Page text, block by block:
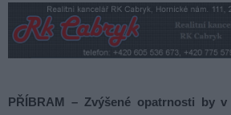
PŘÍBRAM – Zvýšené opatrnosti by